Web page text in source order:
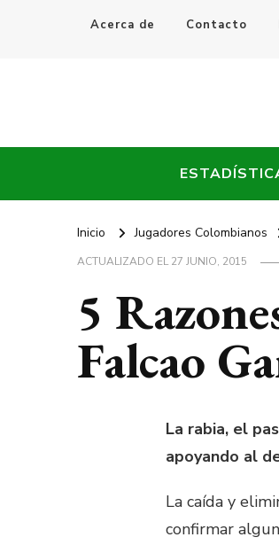
Acerca de Contacto
Every Fútbol
Inicio Jugadores Colombianos
ACTUALIZADO EL27 JUNIO, 2015
5
Falcao
La rabia, el
apoyando al
La caída y
confirmar